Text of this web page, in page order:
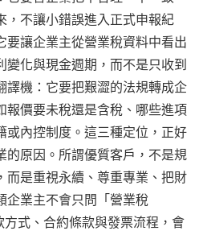
，不讓小錯誤進入正式申報紀
要讓企業主從營業稅資料中看出
變化與現金週期，而不是只收到
譯機：它要把艱澀的法規轉成企
報價要未稅還是含稅、哪些進項
或內控制度。這三種定位，正好
的原因。所謂優質客戶，不是規
而是重視永續、尊重專業、把財
企業主不會只問「營業稅
式、合約條款與發票流程，會